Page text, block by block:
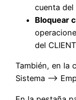
cuenta del
Bloquear
del
También, en la
Sistema –>